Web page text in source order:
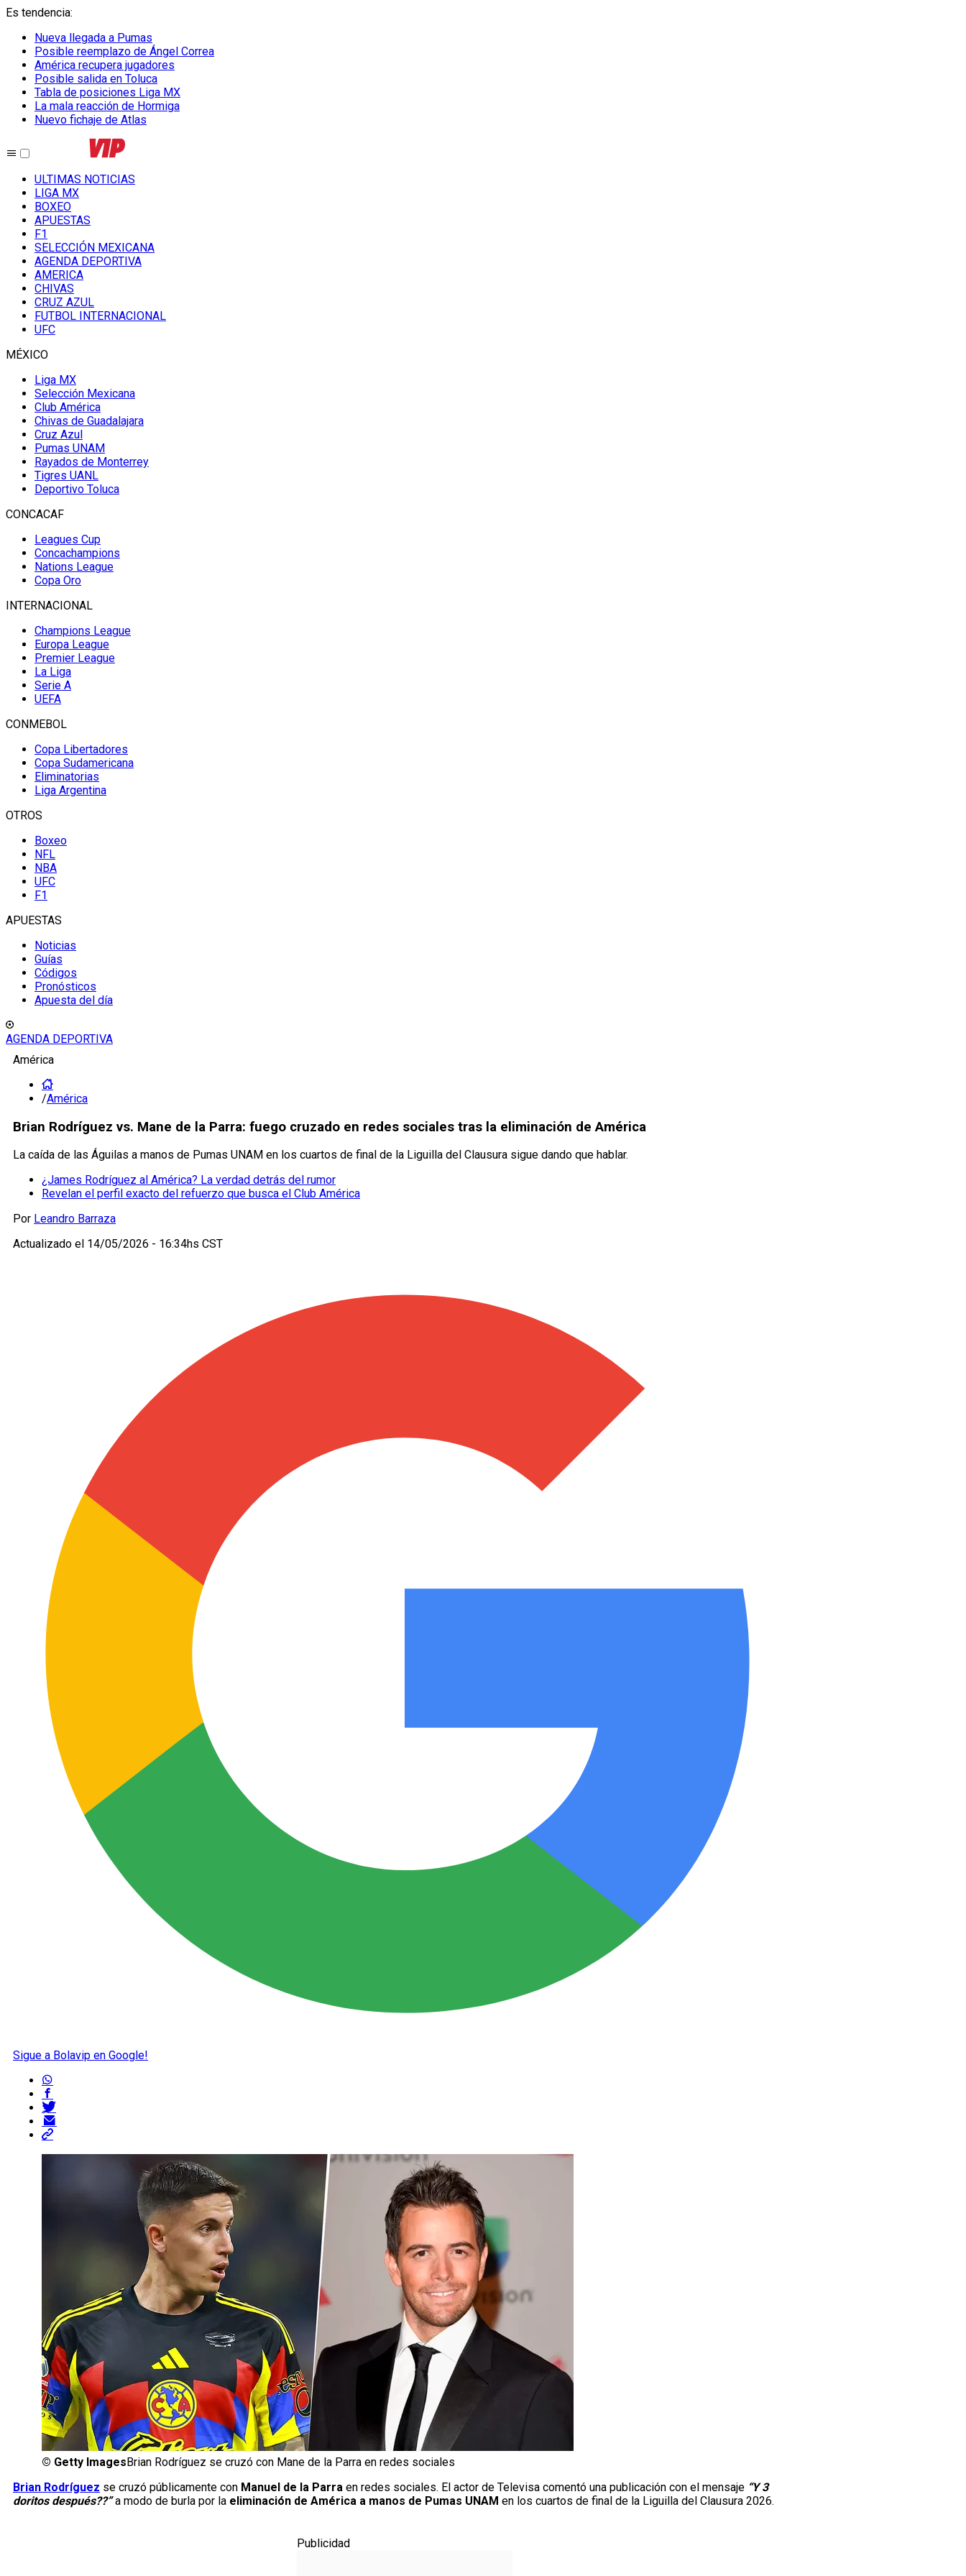
Es tendencia:
Nueva llegada a Pumas
Posible reemplazo de Ángel Correa
América recupera jugadores
Posible salida en Toluca
Tabla de posiciones Liga MX
La mala reacción de Hormiga
Nuevo fichaje de Atlas
ULTIMAS NOTICIAS
LIGA MX
BOXEO
APUESTAS
F1
SELECCIÓN MEXICANA
AGENDA DEPORTIVA
AMERICA
CHIVAS
CRUZ AZUL
FUTBOL INTERNACIONAL
UFC
MÉXICO
Liga MX
Selección Mexicana
Club América
Chivas de Guadalajara
Cruz Azul
Pumas UNAM
Rayados de Monterrey
Tigres UANL
Deportivo Toluca
CONCACAF
Leagues Cup
Concachampions
Nations League
Copa Oro
INTERNACIONAL
Champions League
Europa League
Premier League
La Liga
Serie A
UEFA
CONMEBOL
Copa Libertadores
Copa Sudamericana
Eliminatorias
Liga Argentina
OTROS
Boxeo
NFL
NBA
UFC
F1
APUESTAS
Noticias
Guías
Códigos
Pronósticos
Apuesta del día
AGENDA DEPORTIVA
América
/América
Brian Rodríguez vs. Mane de la Parra: fuego cruzado en redes sociales tras la eliminación de América
La caída de las Águilas a manos de Pumas UNAM en los cuartos de final de la Liguilla del Clausura sigue dando que hablar.
¿James Rodríguez al América? La verdad detrás del rumor
Revelan el perfil exacto del refuerzo que busca el Club América
Por Leandro Barraza
Actualizado el 14/05/2026 - 16:34hs CST
Sigue a Bolavip en Google!
© Getty Images Brian Rodríguez se cruzó con Mane de la Parra en redes sociales
Brian Rodríguez se cruzó públicamente con Manuel de la Parra en redes sociales. El actor de Televisa comentó una publicación con el mensaje “Y 3
doritos después??”a modo de burla por la eliminación de América a manos de Pumas UNAM en los cuartos de final de la Liguilla del Clausura 2026.
Publicidad